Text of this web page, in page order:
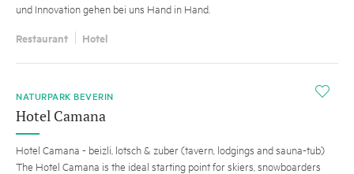
und Innovation gehen bei uns Hand in Hand.
Restaurant Hotel
i
NATURPARK BEVERIN
Hotel Camana
Hotel Camana - beizli, lotsch & zuber (tavern, lodgings and sauna-tub)
The Hotel Camana is the ideal starting point for skiers, snowboarders